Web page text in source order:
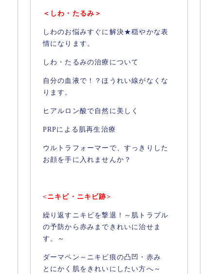
＜しわ・たるみ＞
しわのお悩みすぐに解決★穏やかな表
情になります。
しわ・たるみの治療について
自分の血液で！？ほうれい線がなくな
ります。
ヒアルロン酸で自然に美しく
PRPによる肌再生治療
ウルトラフォーマーで、すっきりした
お顔を手に入れませんか？
<ニキビ・ニキビ跡>
繰り返すニキビを撃退！～肌トラブル
の予防から赤みまできれいに治せま
す。～
ダーマペン～ニキビ痕の凸凹・赤み
とにかく肌をきれいにしたい方へ～